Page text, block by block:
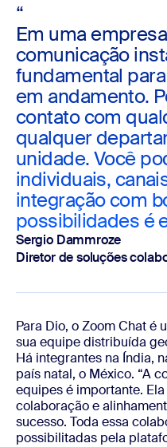
“
Em uma
comunicação
fundamental
em andamento.
contato com
qualquer
unidade. Você
individuais,
integração com
possibilidades é
Sergio Dammroze
Diretor de soluções
Para Dio, o Zoom Chat é
sua equipe distribuída
Há integrantes na Índia,
país natal, o México. “A
equipes é importante.
colaboração e
sucesso. Toda essa
possibilitadas pela